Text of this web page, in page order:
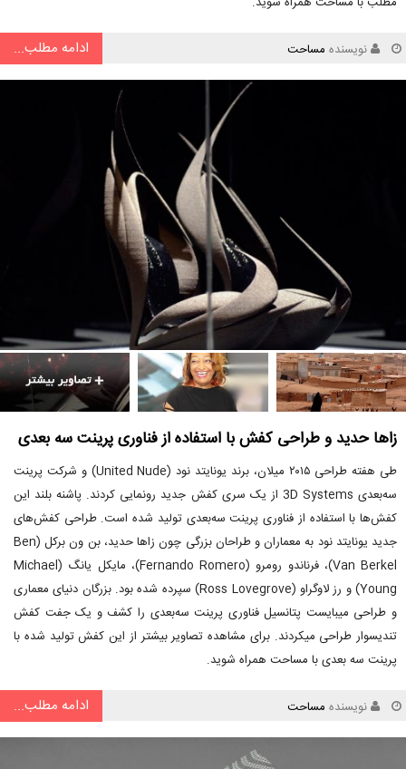
نویسنده مساحت ادامه مطلب...
زاها حدید و طراحی کفش با استفاده از فناوری پرینت سه بعدی
طی هفته طراحی ۲۰۱۵ میلان، برند یونایتد نود (United Nude) و شرکت پرینت
سه‌بعدی 3D Systems از یک سری کفش جدید رونمایی کردند. پاشنه بلند این
کفش‌ها با استفاده از فناوری پرینت سه‌بعدی تولید شده است. طراحی کفش‌های
جدید یونایتد نود به معماران و طراحان بزرگی چون زاها حدید، بن ون برکل (Ben
Van Berkel)، فرناندو رومرو (Fernando Romero)، مایکل یانگ (Michael
Young) و رز لاوگراو (Ross Lovegrove) سپرده شده بود. بزرگان دنیای معماری
و طراحی میبایست پتانسیل فناوری پرینت سه‌بعدی را کشف و یک جفت کفش
تندیسوار طراحی میکردند. برای مشاهده تصاویر بیشتر از این کفش تولید شده با
پرینت سه بعدی با مساحت همراه شوید.
نویسنده مساحت ادامه مطلب...